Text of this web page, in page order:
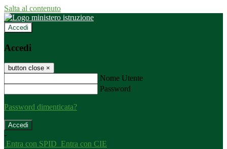
Salta al contenuto
Accedi
Accedi
button close ×
Nome Utente
Password
Password dimenticata?
-
Entra con SPID Entra con CIE